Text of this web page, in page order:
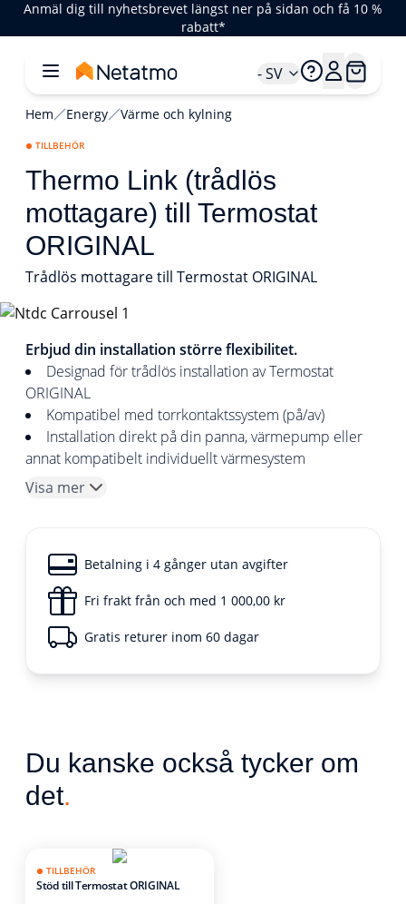
Anmäl dig till nyhetsbrevet längst ner på sidan och få 10 %
rabatt*
- SV
Hem Energy Värme och kylning
TILLBEHÖR
Thermo Link (trådlös
mottagare) till Termostat
ORIGINAL
Trådlös mottagare till Termostat ORIGINAL
Erbjud din installation större flexibilitet.
Designad för trådlös installation av Termostat
ORIGINAL
Kompatibel med torrkontaktssystem (på/av)
Installation direkt på din panna, värmepump eller
annat kompatibelt individuellt värmesystem
Visa mer
Betalning i 4 gånger utan avgifter
Fri frakt från och med 1 000,00 kr
Gratis returer inom 60 dagar
Du kanske också tycker om
det.
TILLBEHÖR
Stöd till Termostat ORIGINAL